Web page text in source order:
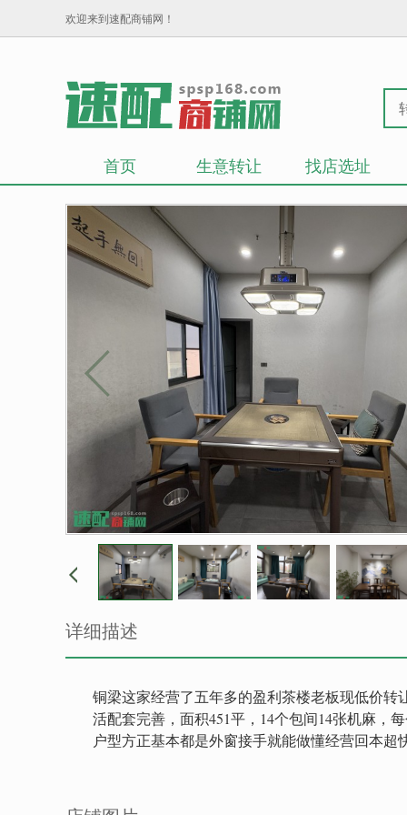
欢迎来到速配商铺网！
首页 生意转让 找店选址
详细描述
铜梁这家经营了五年多的盈利茶楼老板现低价
活配套完善，面积451平，14个包间14张机麻，
户型方正基本都是外窗接手就能做懂经营回本